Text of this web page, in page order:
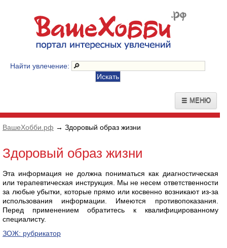
Найти увлечение:
☰ МЕНЮ
ВашеХобби.рф → Здоровый образ жизни
Здоровый образ жизни
Эта информация не должна пониматься как диагностическая
или терапевтическая инструкция. Мы не несем ответственности
за любые убытки, которые прямо или косвенно возникают из-за
использования информации. Имеются противопоказания.
Перед применением обратитесь к квалифицированному
специалисту.
ЗОЖ: рубрикатор